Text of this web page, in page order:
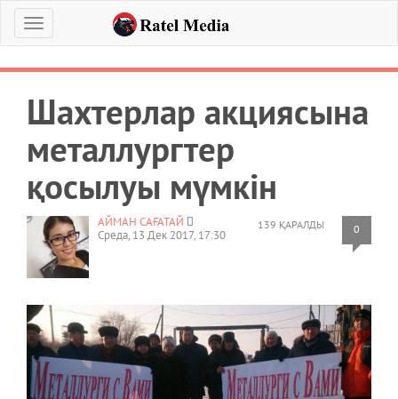
Меню
Шахтерлар акциясына
металлургтер
қосылуы мүмкін
139 ҚАРАЛДЫ 0
АЙМАН САҒАТАЙ
Среда, 13 Дек 2017, 17:30